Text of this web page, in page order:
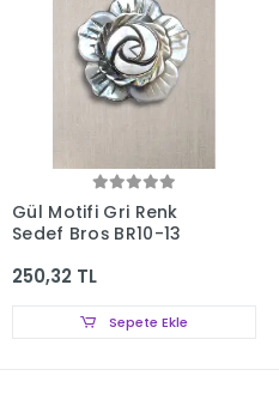
Gül Motifi Gri Renk
Sedef Broş BR10-13
250,32 TL
Sepete Ekle